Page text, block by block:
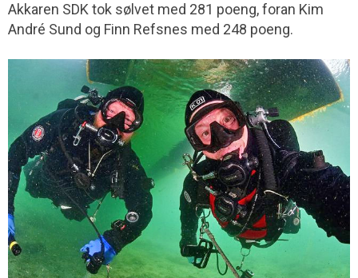
Akkaren SDK tok sølvet med 281 poeng, foran Kim
André Sund og Finn Refsnes med 248 poeng.